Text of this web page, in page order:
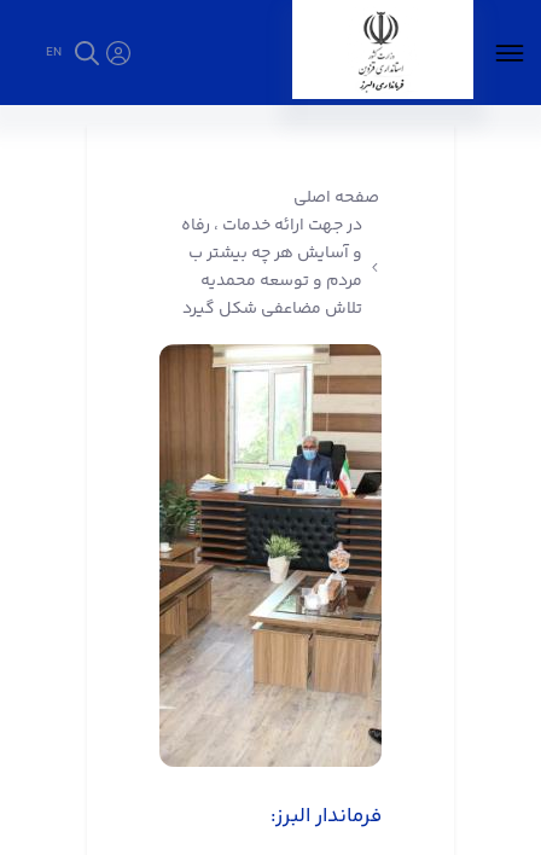
EN
گیرد - فرمانداری البرز
صفحه اصلی
در جهت ارائه خدمات ، رفاه
و آسایش هر چه بیشتر ب
مردم و توسعه محمدیه
تلاش مضاعفی شکل گیرد
فرماندار البرز: